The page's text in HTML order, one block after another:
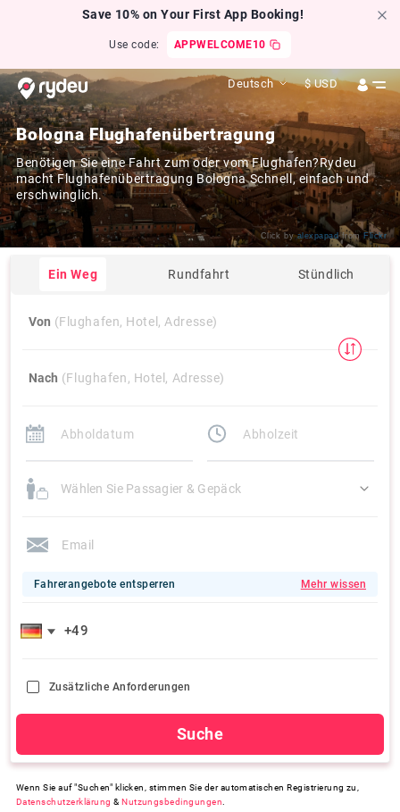
Save 10% on Your First App Booking!
Use code: APPWELCOME10
Deutsch $ USD
Bologna Flughafenübertragung
Benötigen Sie eine Fahrt zum oder vom Flughafen?Rydeu
macht Flughafenübertragung Bologna Schnell, einfach und
erschwinglich.
Click byalexpapadfrom Flickr
Ein Weg Rundfahrt Stündlich
Von (Flughafen, Hotel, Adresse)
Nach (Flughafen, Hotel, Adresse)
Wählen Sie Passagier & Gepäck
Fahrerangebote entsperren Mehr wissen
Zusätzliche Anforderungen
Suche
Wenn Sie auf "Suchen" klicken, stimmen Sie der automatischen Registrierung zu,
Datenschutzerklärung &Nutzungsbedingungen